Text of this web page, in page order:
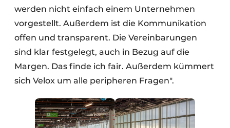
werden nicht einfach einem Unternehmen
vorgestellt. Außerdem ist die Kommunikation
offen und transparent. Die Vereinbarungen
sind klar festgelegt, auch in Bezug auf die
Margen. Das finde ich fair. Außerdem kümmert
sich Velox um alle peripheren Fragen".